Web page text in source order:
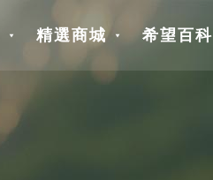
精選商城 希望百科